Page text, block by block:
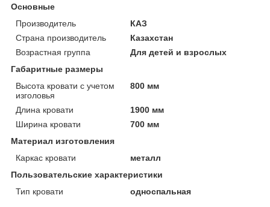
Основные
Производитель
КАЗ
Страна производитель
Казахстан
Возрастная группа
Для детей и взрослых
Габаритные размеры
Высота кровати с учетом
изголовья
800 мм
Длина кровати
1900 мм
Ширина кровати
700 мм
Материал изготовления
Каркас кровати
металл
Пользовательские характеристики
Тип кровати
односпальная